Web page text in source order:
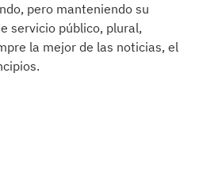
pero manteniendo su
servicio público, plural,
la mejor de las noticias, el